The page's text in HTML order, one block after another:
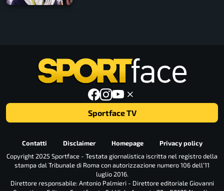
Sportface TV
Contatti Disclaimer Homepage
Privacy policy
Copyright 2025 Sportface - Testata giornalistica iscritta nel registro della
stampa dal Tribunale di Roma con autorizzazione numero 106 dell’11
luglio 2016.
Direttore responsabile: Antonio Palmieri - Direttore editoriale Giovanni